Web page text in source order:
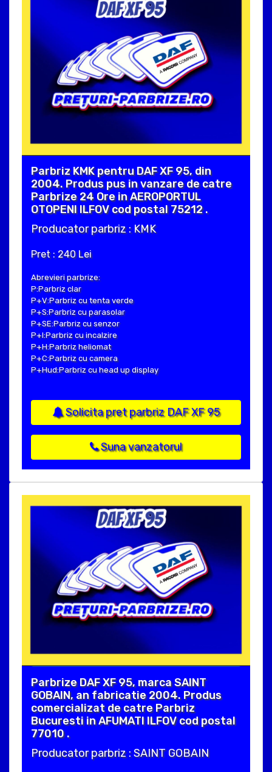
Parbriz KMK pentru DAF XF 95, din
2004. Produs pus in vanzare de catre
Parbrize 24 Ore in AEROPORTUL
OTOPENI ILFOV cod postal 75212 .
Producator parbriz : KMK
Pret : 240 Lei
Abrevieri parbrize:
P:Parbriz clar
P+V:Parbriz cu tenta verde
P+S:Parbriz cu parasolar
P+SE:Parbriz cu senzor
P+I:Parbriz cu incalzire
P+H:Parbriz heliomat
P+C:Parbriz cu camera
P+Hud:Parbriz cu head up display
Solicita pret parbriz DAF XF 95
Suna vanzatorul
Parbrize DAF XF 95, marca SAINT
GOBAIN, an fabricatie 2004. Produs
comercializat de catre Parbriz
Bucuresti in AFUMATI ILFOV cod postal
77010 .
Producator parbriz : SAINT GOBAIN